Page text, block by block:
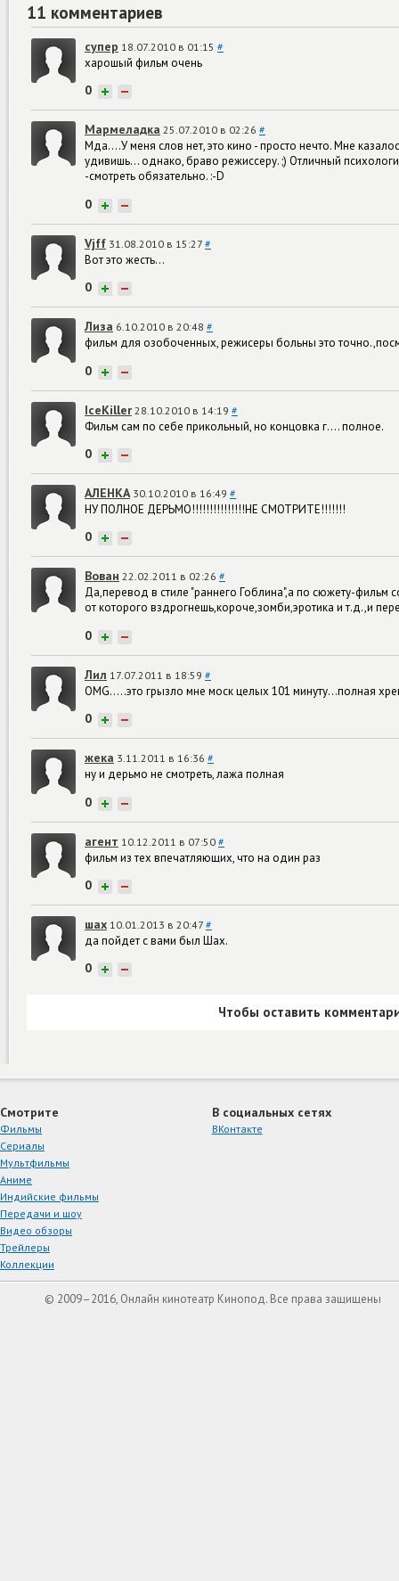
11 комментариев
супер 18.07.2010 в 01:15 #
харошый фильм очень
0 + −
Мармеладка 25.07.2010 в 02:26 #
Мда....У меня слов нет, это кино - просто нечто. Мне
удивишь... однако, браво режиссеру. ;) Отличный
-смотреть обязательно. :-D
0 + −
Vjff 31.08.2010 в 15:27 #
Вот это жесть...
0 + −
Лиза 6.10.2010 в 20:48 #
фильм для озобоченных, режисеры больны это
0 + −
IceKiller 28.10.2010 в 14:19 #
Фильм сам по себе прикольный, но концовка г.... полное.
0 + −
АЛЕНКА 30.10.2010 в 16:49 #
НУ ПОЛНОЕ ДЕРЬМО!!!!!!!!!!!!!!!НЕ СМОТРИТЕ!!!!!!!
0 + −
Вован 22.02.2011 в 02:26 #
Да,перевод в стиле "раннего Гоблина",а по сюжету-фильм
от которого вздрогнешь,короче,зомби,эротика и т.д.,и
0 + −
Лил 17.07.2011 в 18:59 #
OMG.....это грызло мне моск целых 101 минуту...полная
0 + −
жека 3.11.2011 в 16:36 #
ну и дерьмо не смотреть, лажа полная
0 + −
агент 10.12.2011 в 07:50 #
фильм из тех впечатляющих, что на один раз
0 + −
шах 10.01.2013 в 20:47 #
да пойдет с вами был Шах.
0 + −
Чтобы оставить
Смотрите
Фильмы
Сериалы
Мультфильмы
Аниме
Индийские фильмы
Передачи и шоу
Видео обзоры
Трейлеры
Коллекции
В социальных сетях
ВКонтакте
© 2009–2016, Онлайн кинотеатр Кинопод. Все права защищены